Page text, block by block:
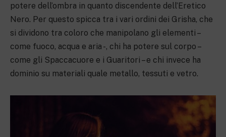
potere dell’ombra in quanto discendente dell’Eretico
Nero. Per questo spicca tra i vari ordini dei Grisha, che
si dividono tra coloro che manipolano gli elementi –
come fuoco, acqua e aria -, chi ha potere sul corpo –
come gli Spaccacuore e i Guaritori – e chi invece ha
dominio su materiali quale metallo, tessuti e vetro.